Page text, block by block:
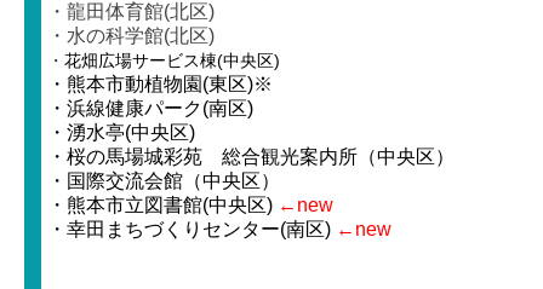
・龍田体育館(北区)
・水の科学館(北区)
・ 花畑広場サービス棟(中央区)
・熊本市動植物園(東区)※
・浜線健康パーク(南区)
・湧水亭(中央区)
・桜の馬場城彩苑 総合観光案内所（中央区）
・国際交流会館（中央区）
・熊本市立図書館(中央区) ←new
・幸田まちづくりセンター(南区) ←new